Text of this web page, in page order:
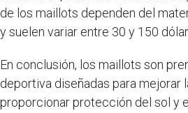
de los maillots dependen del
y suelen variar entre 30 y 150
En conclusión, los maillots son
deportiva diseñadas para mejorar
proporcionar protección del sol y